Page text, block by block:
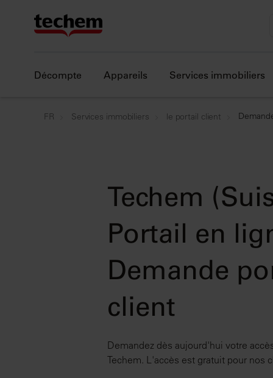
Décompte Appareils Services immobiliers
FR Services immobiliers le portail client
Techem
Portail en
Demande
client
Demandez dès aujourd'hui votre
Techem. L'accès est gratuit pour nos